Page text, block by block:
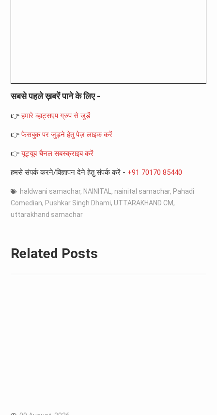
सबसे पहले ख़बरें पाने के लिए -
👉हमारे व्हाट्सएप ग्रुप से जुड़ें
👉फेसबुक पर जुड़ने हेतु पेज़ लाइक करें
👉यूट्यूब चैनल सबस्क्राइब करें
हमसे संपर्क करने/विज्ञापन देने हेतु संपर्क करें - +91 70170 85440
haldwani samachar, NAINITAL, nainital samachar, Pahadi
Comedian, Pushkar Singh Dhami, UTTARAKHAND CM,
uttarakhand samachar
Related Posts